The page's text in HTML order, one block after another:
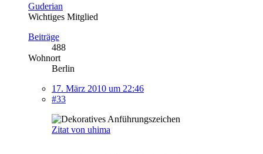
Guderian
Wichtiges Mitglied
Beiträge
488
Wohnort
Berlin
17. März 2010 um 22:46
#33
Zitat von uhima